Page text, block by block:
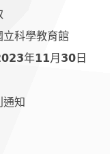
科學教育館
年𝟭𝟭月𝟯𝟬日
通知